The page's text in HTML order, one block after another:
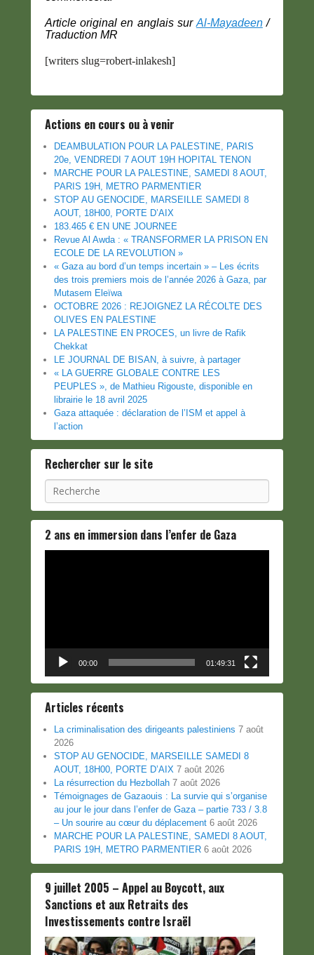
Article original en anglais sur Al-Mayadeen/
Traduction MR
[writers slug=robert-inlakesh]
Actions en cours ou à venir
DEAMBULATION POUR LA PALESTINE, PARIS
20e, VENDREDI 7 AOUT 19H HOPITAL TENON
MARCHE POUR LA PALESTINE, SAMEDI 8 AOUT,
PARIS 19H, METRO PARMENTIER
STOP AU GENOCIDE, MARSEILLE SAMEDI 8
AOUT, 18H00, PORTE D’AIX
183.465 € EN UNE JOURNEE
Revue Al Awda : « TRANSFORMER LA PRISON EN
ECOLE DE LA REVOLUTION »
« Gaza au bord d’un temps incertain » – Les écrits
des trois premiers mois de l’année 2026 à Gaza, par
Mutasem Eleïwa
OCTOBRE 2026 : REJOIGNEZ LA RÉCOLTE DES
OLIVES EN PALESTINE
LA PALESTINE EN PROCES, un livre de Rafik
Chekkat
LE JOURNAL DE BISAN, à suivre, à partager
« LA GUERRE GLOBALE CONTRE LES
PEUPLES », de Mathieu Rigouste, disponible en
librairie le 18 avril 2025
Gaza attaquée : déclaration de l’ISM et appel à
l’action
Rechercher sur le site
Recherche
2 ans en immersion dans l’enfer de Gaza
00:00 01:49:31
Articles récents
La criminalisation des dirigeants palestiniens 7 août
2026
STOP AU GENOCIDE, MARSEILLE SAMEDI 8
AOUT, 18H00, PORTE D’AIX 7 août 2026
La résurrection du Hezbollah 7 août 2026
Témoignages de Gazaouis : La survie qui s’organise
au jour le jour dans l’enfer de Gaza – partie 733 / 3.8
– Un sourire au cœur du déplacement 6 août 2026
MARCHE POUR LA PALESTINE, SAMEDI 8 AOUT,
PARIS 19H, METRO PARMENTIER 6 août 2026
9 juillet 2005 – Appel au Boycott, aux
Sanctions et aux Retraits des
Investissements contre Israël